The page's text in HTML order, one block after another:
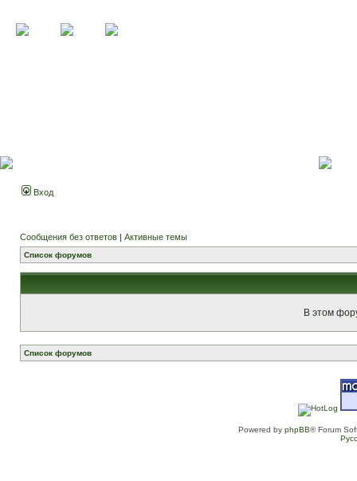
Вход
Сообщения без ответов | Активные темы
Список форумов
В этом
Список форумов
Powered by phpBB® Forum